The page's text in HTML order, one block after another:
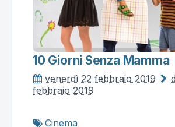
10 Giorni Senza Mamma
venerdì 22 febbraio 2019
febbraio 2019
Cinema